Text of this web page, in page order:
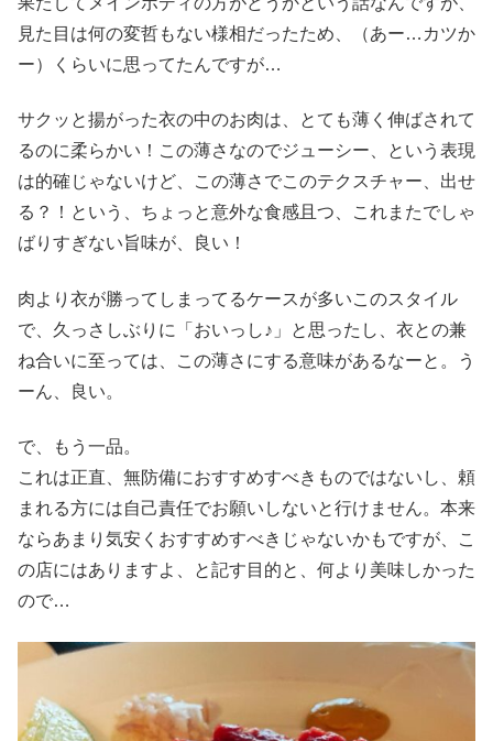
見た目は何の変哲もない様相だったため、（あー…カツか
ー）くらいに思ってたんですが…
サクッと揚がった衣の中のお肉は、とても薄く伸ばされて
るのに柔らかい！この薄さなのでジューシー、という表現
は的確じゃないけど、この薄さでこのテクスチャー、出せ
る？！という、ちょっと意外な食感且つ、これまたでしゃ
ばりすぎない旨味が、良い！
肉より衣が勝ってしまってるケースが多いこのスタイル
で、久っさしぶりに「おいっし♪」と思ったし、衣との兼
ね合いに至っては、この薄さにする意味があるなーと。う
ーん、良い。
で、もう一品。
これは正直、無防備におすすめすべきものではないし、頼
まれる方には自己責任でお願いしないと行けません。本来
ならあまり気安くおすすめすべきじゃないかもですが、こ
の店にはありますよ、と記す目的と、何より美味しかった
ので…